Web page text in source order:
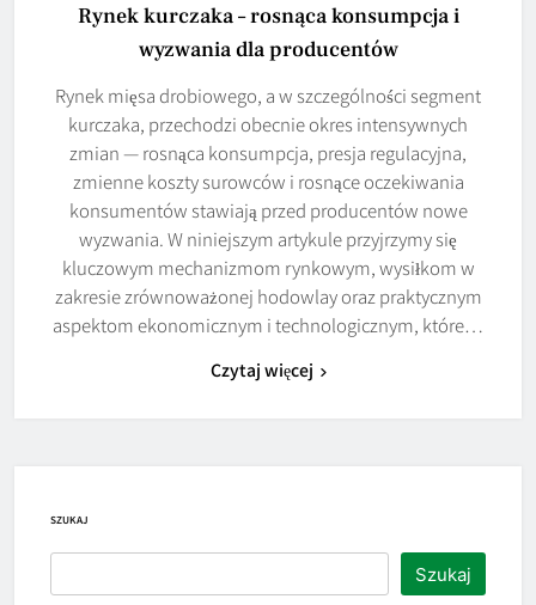
Rynek kurczaka – rosnąca konsumpcja i
wyzwania dla producentów
Rynek mięsa drobiowego, a w szczególności segment
kurczaka, przechodzi obecnie okres intensywnych
zmian — rosnąca konsumpcja, presja regulacyjna,
zmienne koszty surowców i rosnące oczekiwania
konsumentów stawiają przed producentów nowe
wyzwania. W niniejszym artykule przyjrzymy się
kluczowym mechanizmom rynkowym, wysiłkom w
zakresie zrównoważonej hodowlay oraz praktycznym
aspektom ekonomicznym i technologicznym, które…
Czytaj więcej
SZUKAJ
Szukaj